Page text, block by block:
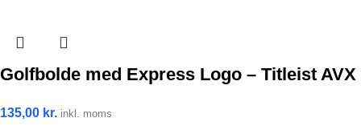
Golfbolde med Express Logo – Titleist AVX
135,00 kr. inkl. moms